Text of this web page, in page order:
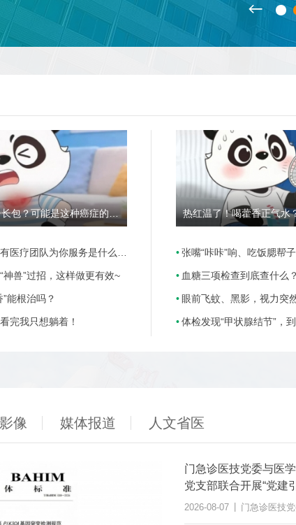
口腔溃疡总不好、脖子长包？可能是这种癌症的高危信号→
团队为你服务是什么样的体验？
兽”过招，这样做更有效~
能根治吗？
完我只想躺着！
张嘴“咔咔”响、吃饭腮帮子
血糖三项检查到底查什么
眼前飞蚊、黑影，视力突
体检发现“甲状腺结节”，
像 媒体报道 人文省医
门急诊医技党委与医
党支部联合开展“党建
台，AI赋能提质效”主
2026-08-07 门急诊医技